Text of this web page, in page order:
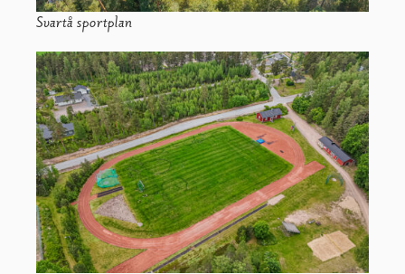
Svartå sportplan